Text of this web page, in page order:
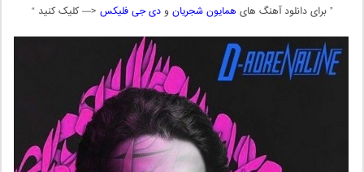
” برای دانلود آهنگ های همایون شجریان ودی جی فلیکس <— کلیک کنید “